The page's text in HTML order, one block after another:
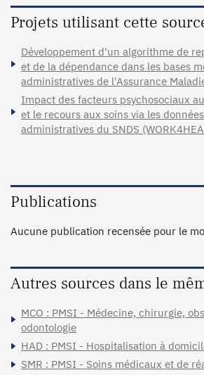
Projets utilisant cette
Développement d'un algorithme de
et de la dépendance dans les bases
administratives de l'Assurance
Impact des facteurs psychosociaux
et le recours aux soins via les
administratives du SNDS
Publications
Aucune publication recensée pour le
Autres sources dans le
MCO : PMSI - Médecine, chirurgie,
odontologie
HAD : PMSI - Hospitalisation à
SMR : PMSI - Soins médicaux et de